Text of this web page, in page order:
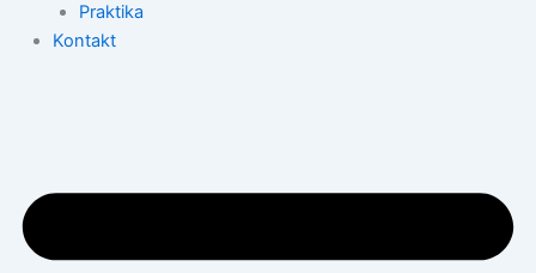
Praktika
Kontakt